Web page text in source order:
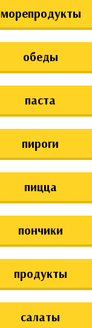
морепродукты
обеды
паста
пироги
пицца
пончики
продукты
салаты